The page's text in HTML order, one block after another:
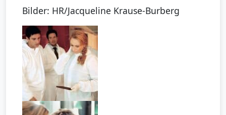
Bilder: HR/Jacqueline Krause-Burberg